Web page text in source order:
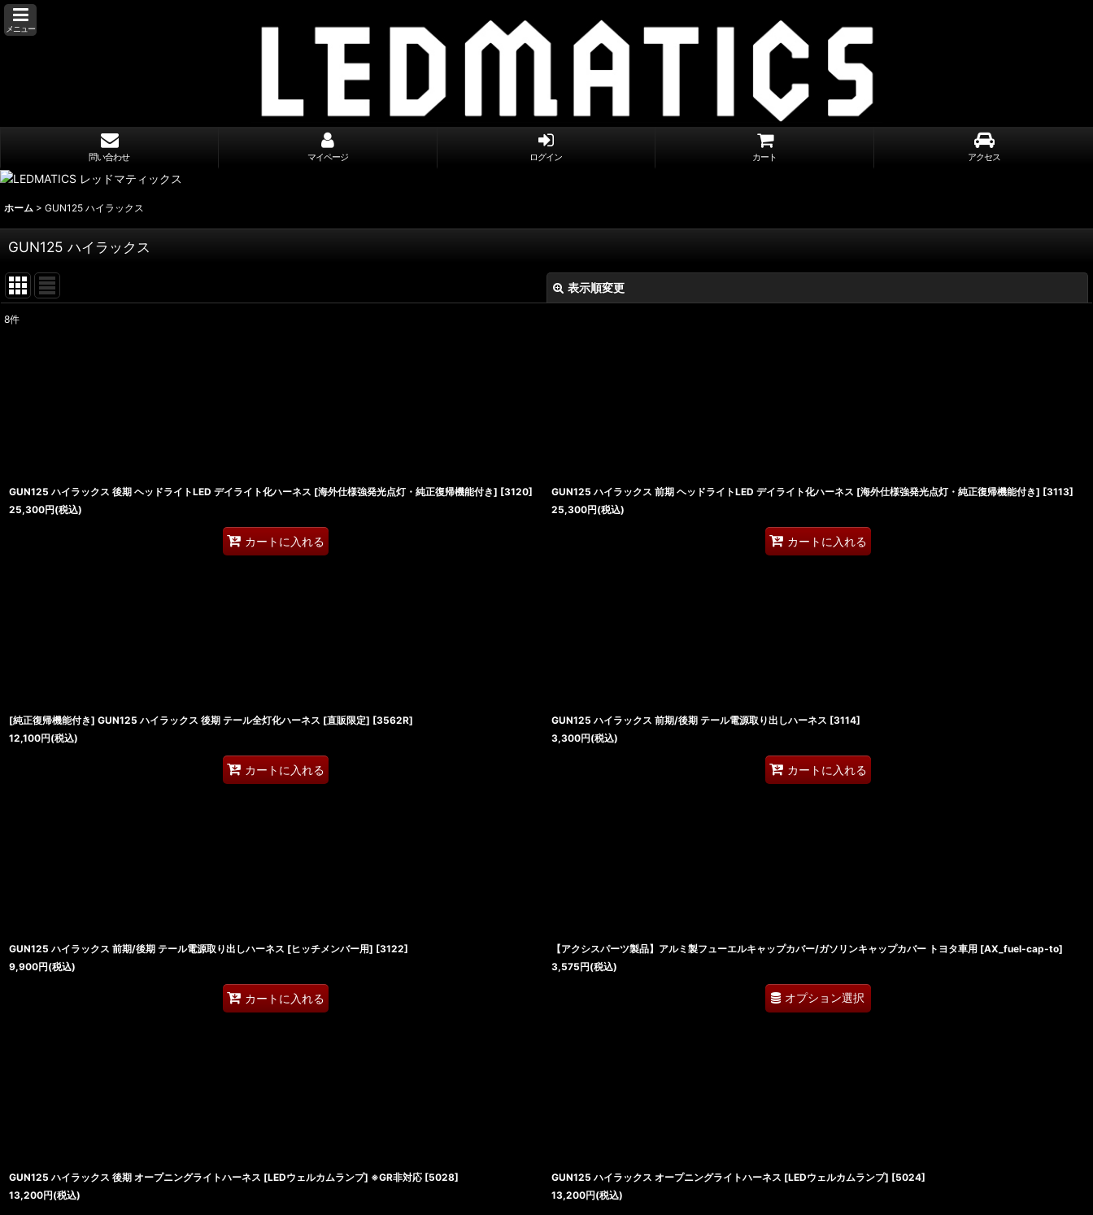
メニュー
問い合わせ マイページ ログイン カート アクセス
ホーム > GUN125 ハイラックス
GUN125 ハイラックス
表示順変更
8件
GUN125 ハイラックス 後期 ヘッドライトLED デイライト化ハーネス [海外仕様強発光点灯・純正復帰機能付き] [3120]
25,300円(税込)
カートに入れる
GUN125 ハイラックス 前期 ヘッドライトLED デイライト化ハーネス [海外仕様強発光点灯・純正復帰機能付き] [3113]
25,300円(税込)
カートに入れる
[純正復帰機能付き] GUN125 ハイラックス 後期 テール全灯化ハーネス [直販限定] [3562R]
12,100円(税込)
カートに入れる
GUN125 ハイラックス 前期/後期 テール電源取り出しハーネス [3114]
3,300円(税込)
カートに入れる
GUN125 ハイラックス 前期/後期 テール電源取り出しハーネス [ヒッチメンバー用] [3122]
9,900円(税込)
カートに入れる
【アクシスパーツ製品】アルミ製フューエルキャップカバー/ガソリンキャップカバー トヨタ車用 [AX_fuel-cap-to]
3,575円(税込)
オプション選択
GUN125 ハイラックス 後期 オープニングライトハーネス [LEDウェルカムランプ] ※GR非対応 [5028]
13,200円(税込)
GUN125 ハイラックス オープニングライトハーネス [LEDウェルカムランプ] [5024]
13,200円(税込)